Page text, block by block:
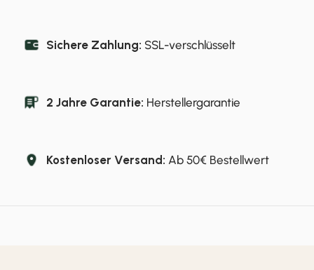
Sichere Zahlung: SSL-verschlüsselt
2 Jahre Garantie: Herstellergarantie
Kostenloser Versand: Ab 50€ Bestellwert